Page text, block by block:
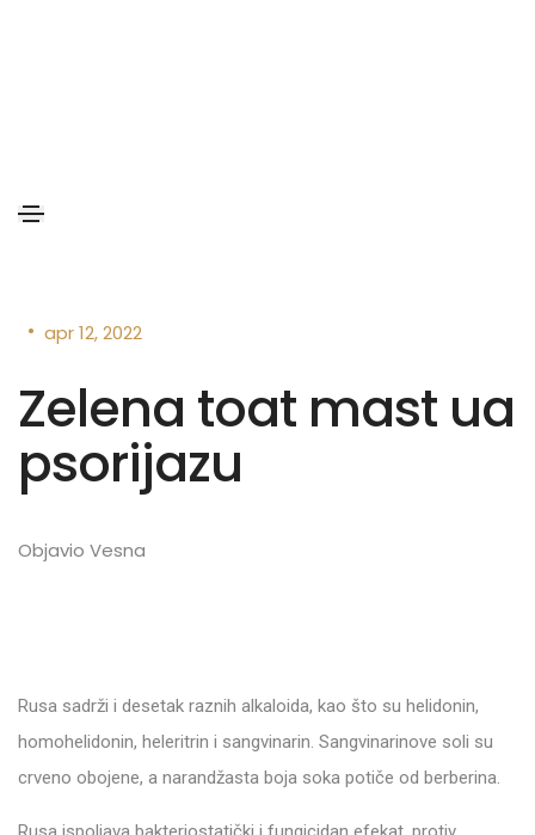
• apr 12, 2022
Zelena toat mast ua
psorijazu
Objavio Vesna
Rusa sadrži i desetak raznih alkaloida, kao što su helidonin,
homohelidonin, heleritrin i sangvinarin. Sangvinarinove soli su
crveno obojene, a narandžasta boja soka potiče od berberina.